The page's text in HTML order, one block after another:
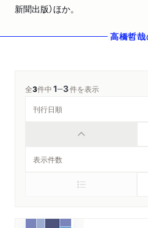
新聞出版）ほか。
高橋哲哉
全3件中1─3件を表示